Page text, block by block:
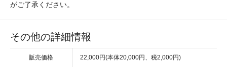
がご了承ください。
その他の詳細情報
販売価格 22,000円(本体20,000円、税2,000円)